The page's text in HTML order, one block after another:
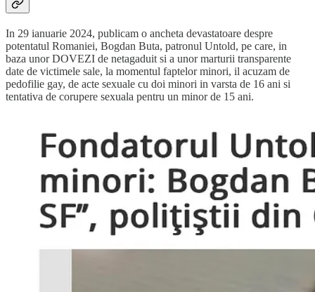
In 29 ianuarie 2024, publicam o ancheta devastatoare despre
potentatul Romaniei, Bogdan Buta, patronul Untold, pe care, in
baza unor DOVEZI de netagaduit si a unor marturii transparente
date de victimele sale, la momentul faptelor minori, il acuzam de
pedofilie gay, de acte sexuale cu doi minori in varsta de 16 ani si
tentativa de corupere sexuala pentru un minor de 15 ani.